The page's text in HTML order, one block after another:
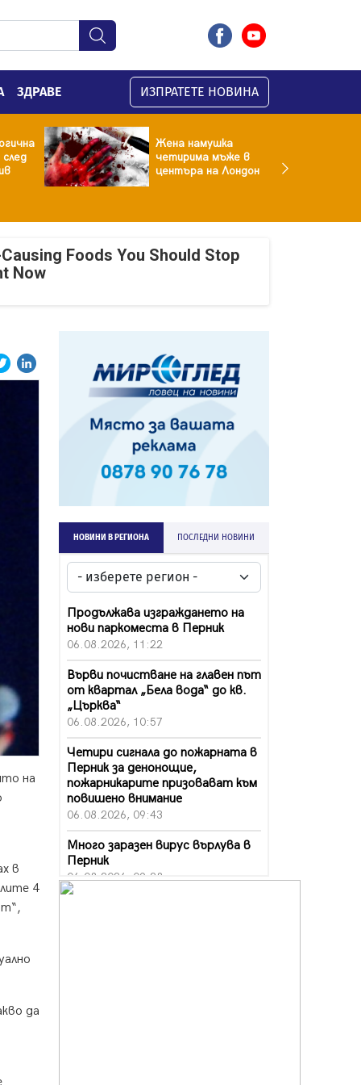
ЗДРАВЕ ИЗПРАТЕТЕ НОВИНА
Жена намушка
четирима мъже в
центъра на Лондон
Foods You Should Stop
Now
на
в
4
да
НОВИНИ В РЕГИОНА ПОСЛЕДНИ НОВИНИ
Продължава изграждането на
нови паркоместа в Перник
06.08.2026, 11:22
Върви почистване на главен път
от квартал „Бела вода“ до кв.
„Църква“
06.08.2026, 10:57
Четири сигнала до пожарната в
Перник за денонощие,
пожарникарите призовават към
повишено внимание
06.08.2026, 09:43
Много заразен вирус върлува в
Перник
06.08.2026, 09:28